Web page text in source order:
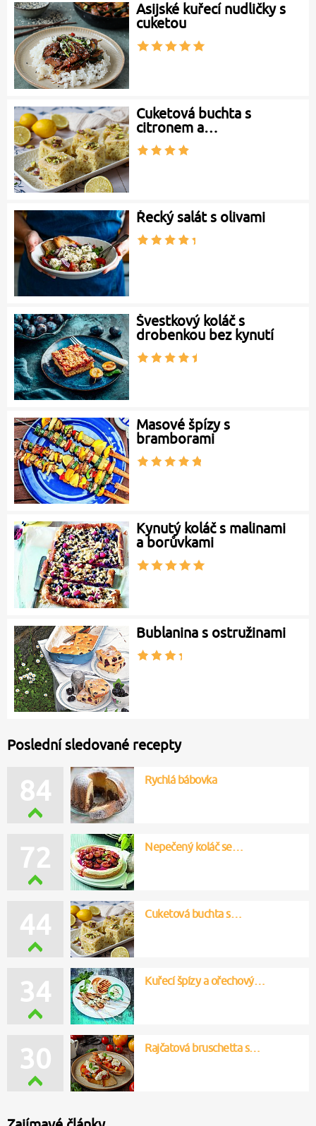
Asijské kuřecí nudličky s
cuketou
Cuketová buchta s
citronem a…
Řecký salát s olivami
Švestkový koláč s
drobenkou bez kynutí
Masové špízy s
bramborami
Kynutý koláč s malinami
a borůvkami
Bublanina s ostružinami
Poslední sledované recepty
84 Rychlá bábovka
72 Nepečený koláč se…
44 Cuketová buchta s…
34 Kuřecí špízy a ořechový…
30 Rajčatová bruschetta s…